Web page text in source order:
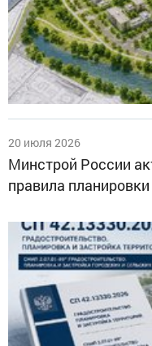
20 июля 2026
Минстрой России
правила